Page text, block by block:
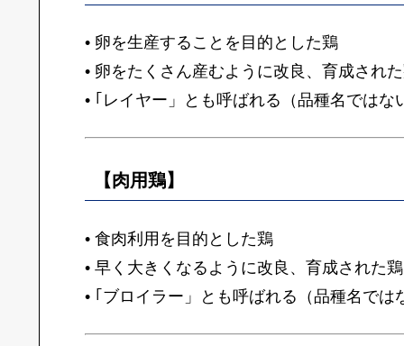
• 卵を生産することを目的とした鶏
• 卵をたくさん産むように改良、育成され
• ｢レイヤー」とも呼ばれる（品種名ではな
【肉用鶏】
• 食肉利用を目的とした鶏
• 早く大きくなるように改良、育成された鶏
• ｢ブロイラー」とも呼ばれる（品種名では